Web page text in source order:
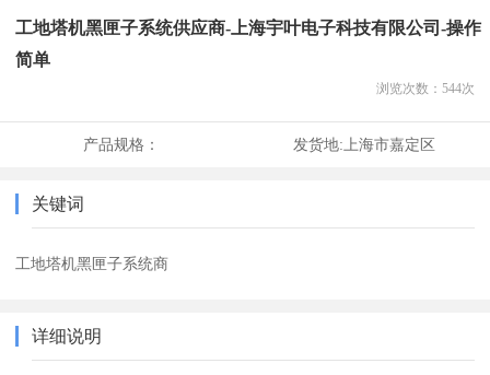
工地塔机黑匣子系统供应商-上海宇叶电子科技有限公司-操作
简单
浏览次数： 544次
产品规格： 发货地:上海市嘉定区
关键词
工地塔机黑匣子系统商
详细说明